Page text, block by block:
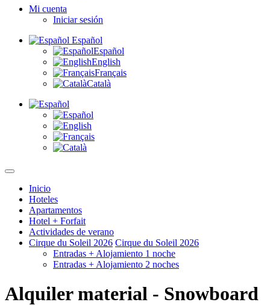
Mi cuenta
Iniciar sesión
Español
Español
English
Français
Català
Inicio
Hoteles
Apartamentos
Hotel + Forfait
Actividades de verano
Cirque du Soleil 2026 Cirque du Soleil 2026
Entradas + Alojamiento 1 noche
Entradas + Alojamiento 2 noches
Alquiler material - Snowboard